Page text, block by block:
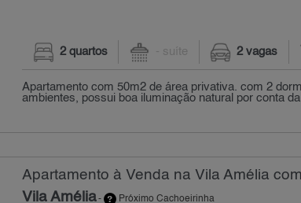
2 quartos - suíte 2 vagas
Apartamento com 50m2 de área privativa. com 2
ambientes, possui boa iluminação natural por conta
Apartamento à Venda na Vila Amélia
Vila Amélia- Próximo Cachoeirinha